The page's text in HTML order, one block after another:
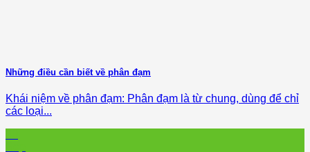
Những điều cần biết về phân đạm
Khái niệm về phân đạm: Phân đạm là từ chung, dùng để chỉ
các loại...